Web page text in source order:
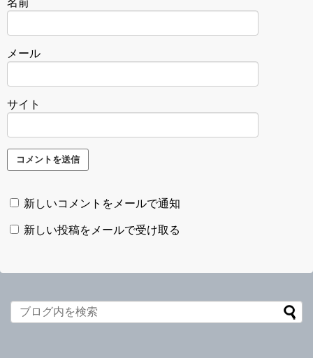
名前
メール
サイト
新しいコメントをメールで通知
新しい投稿をメールで受け取る